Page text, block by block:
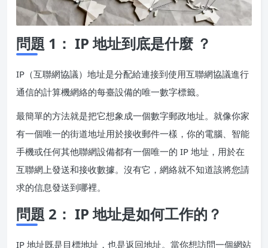
問題 1： IP 地址到底是什麼 ？
IP（互聯網協議）地址是分配給連接到使用互聯網協議進行
通信的計算機網絡的每臺設備的唯一數字標籤。
最簡單的方法就是把它想象成一個數字郵政地址。就像你家
有一個唯一的街道地址用於接收郵件一樣，你的電腦、智能
手機或任何其他聯網設備都有一個唯一的 IP 地址，用於在
互聯網上發送和接收數據。沒有它，網絡就不知道該將您請
求的信息發送到哪裡。
問題 2： IP 地址是如何工作的？
IP 地址既是目標地址，也是返回地址。當你想訪問一個網站